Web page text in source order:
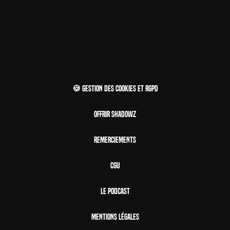
🍪 Gestion des cookies et RGPD
Offrir Shadowz
Remerciements
CGU
Le Podcast
Mentions Légales